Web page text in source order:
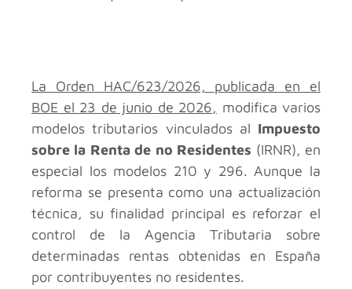
La Orden HAC/623/2026, publicada en el
BOE el 23 de junio de 2026, modifica varios
modelos tributarios vinculados al Impuesto
sobre la Renta de no Residentes (IRNR), en
especial los modelos 210 y 296. Aunque la
reforma se presenta como una actualización
técnica, su finalidad principal es reforzar el
control de la Agencia Tributaria sobre
determinadas rentas obtenidas en España
por contribuyentes no residentes.